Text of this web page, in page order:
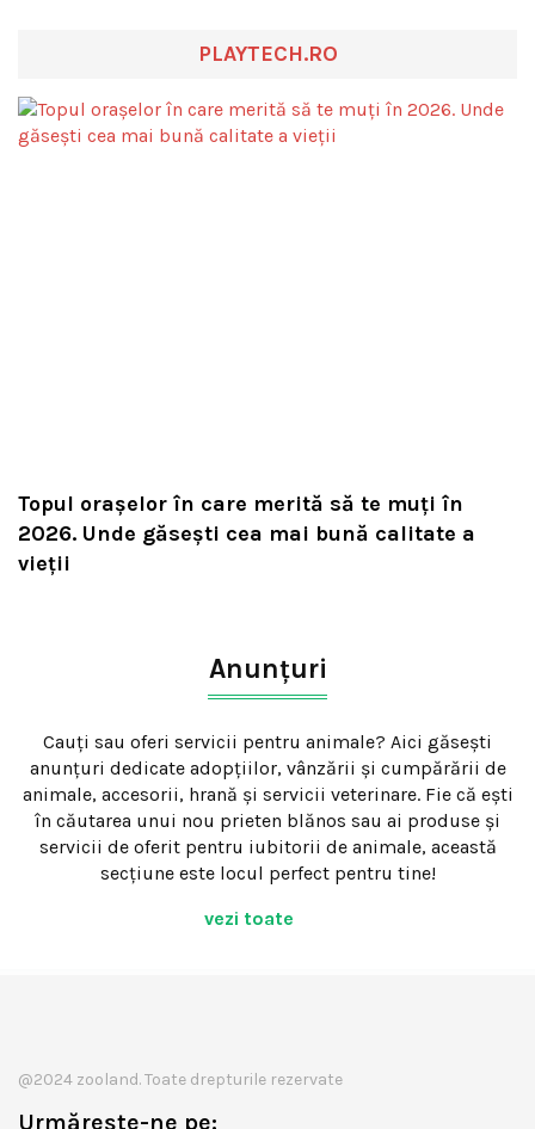
PLAYTECH.RO
Topul orașelor în care merită să te muți în
2026. Unde găsești cea mai bună calitate a
vieții
Anunțuri
Cauți sau oferi servicii pentru animale? Aici găsești
anunțuri dedicate adopțiilor, vânzării și cumpărării de
animale, accesorii, hrană și servicii veterinare. Fie că ești
în căutarea unui nou prieten blănos sau ai produse și
servicii de oferit pentru iubitorii de animale, această
secțiune este locul perfect pentru tine!
vezi toate
@2024 zooland. Toate drepturile rezervate
Urmărește-ne pe: